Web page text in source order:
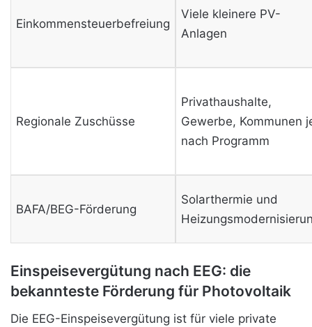
Einkommensteuerbefreiung
Viele kleinere PV-
Anlagen
Regionale Zuschüsse
Privathaushalte,
Gewerbe, Kommunen
nach Programm
BAFA/BEG-Förderung
Solarthermie und
Einspeisevergütung nach EEG: die
bekannteste Förderung für Photovoltaik
Die EEG-Einspeisevergütung ist für viele private